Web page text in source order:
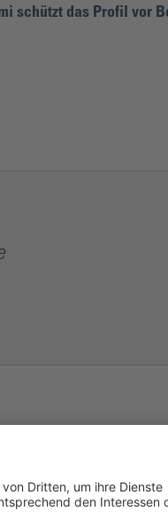
schützt das Profil vor